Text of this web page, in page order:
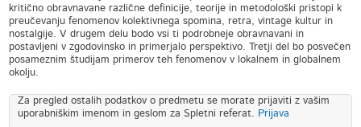
kritično obravnavane različne definicije, teorije in metodološki pristopi k
preučevanju fenomenov kolektivnega spomina, retra, vintage kultur in
nostalgije. V drugem delu bodo vsi ti podrobneje obravnavani in
postavljeni v zgodovinsko in primerjalo perspektivo. Tretji del bo posvečen
posameznim študijam primerov teh fenomenov v lokalnem in globalnem
okolju.
Za pregled ostalih podatkov o predmetu se morate prijaviti z vašim
uporabniškim imenom in geslom za Spletni referat. Prijava